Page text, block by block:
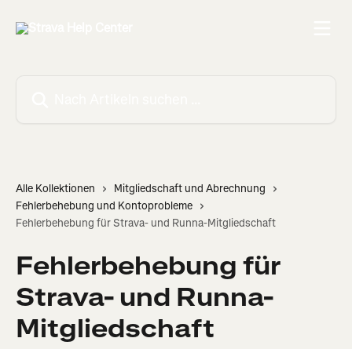
Alle Kollektionen
Mitgliedschaft und Abrechnung
Fehlerbehebung und Kontoprobleme
Fehlerbehebung für Strava- und Runna-Mitgliedschaft
Fehlerbehebung für
Strava- und Runna-
Mitgliedschaft